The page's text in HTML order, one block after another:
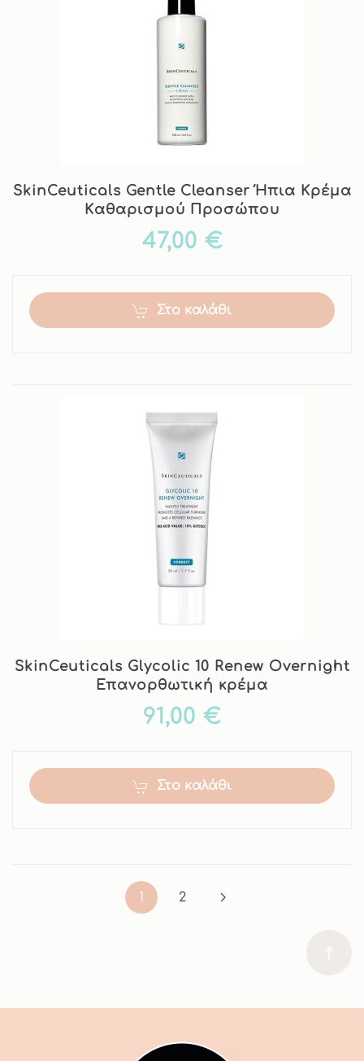
SkinCeuticals Gentle Cleanser Ήπια Kρέμα
Kαθαρισμού Προσώπου
47,00 €
Στο καλάθι
SkinCeuticals Glycolic 10 Renew Overnight
Επανορθωτική κρέμα
91,00 €
Στο καλάθι
1 2